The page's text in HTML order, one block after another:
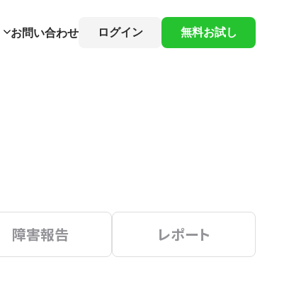
お問い合わせ ログイン 無料お試し
障害報告 レポート